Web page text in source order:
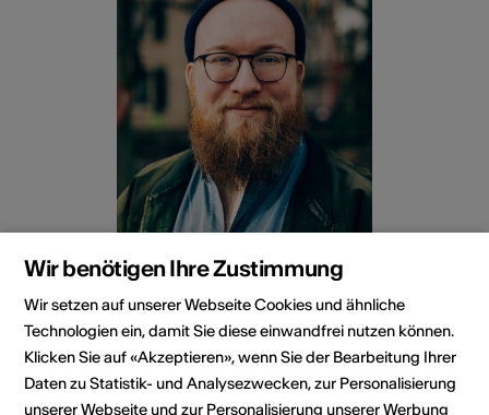
Coaching
Wir benötigen Ihre Zustimmung
Wir setzen auf unserer Webseite Cookies und ähnliche
Technologien ein, damit Sie diese einwandfrei nutzen können.
Klicken Sie auf «Akzeptieren», wenn Sie der Bearbeitung Ihrer
Daten zu Statistik- und Analysezwecken, zur Personalisierung
unserer Webseite und zur Personalisierung unserer Werbung